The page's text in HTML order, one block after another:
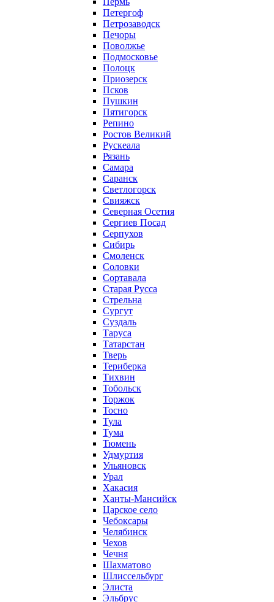
Петергоф
Петрозаводск
Печоры
Поволжье
Подмосковье
Полоцк
Приозерск
Псков
Пушкин
Пятигорск
Репино
Ростов Великий
Рускеала
Рязань
Самара
Саранск
Светлогорск
Свияжск
Северная Осетия
Сергиев Посад
Серпухов
Сибирь
Смоленск
Соловки
Сортавала
Старая Русса
Стрельна
Сургут
Суздаль
Таруса
Татарстан
Тверь
Териберка
Тихвин
Тобольск
Торжок
Тосно
Тула
Тума
Тюмень
Удмуртия
Ульяновск
Урал
Хакасия
Ханты-Мансийск
Царское село
Чебоксары
Челябинск
Чехов
Чечня
Шахматово
Шлиссельбург
Элиста
Эльбрус